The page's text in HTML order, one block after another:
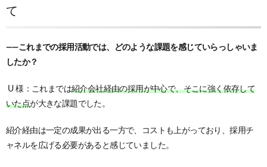
て
——これまでの採用活動では、どのような課題を感じていらっしゃいま
したか？
U 様：これまでは紹介会社経由の採用が中心で、そこに強く依存して
いた点が大きな課題でした。
紹介経由は一定の成果が出る一方で、コストも上がっており、採用チ
ャネルを広げる必要があると感じていました。